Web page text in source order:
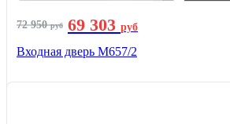
72 950руб 69 303 руб
Входная дверь М657/2